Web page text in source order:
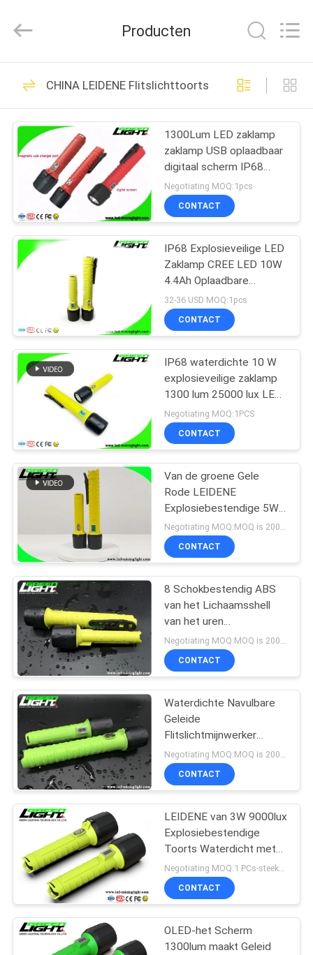
HUIS
PRODUCTEN
ONGEVEER
ONS
FABRIEKSREIS
KWALITEITSCONTROLE
CONTACTEER
ONS
VERZOEK
EEN
CITAAT
SITEMAP
PRIVACY
POLICY
2017
LIGHTING
CO.,LTD.
Reserved.
LEIDEN
Mijnbouwlicht
442
Draadloze
Mijnbouwlichten
373
Mijnbouwglb Lichten
306
Mijnbouwlichten
289
Navulbare LEIDENE
Koplamp
264
geleid tunnellicht
27
Producten
CHINA LEIDENE Flitslichttoorts
1300Lum LED zaklamp
zaklamp USB oplaadbaar
digitaal scherm IP68
anti-explosieve led
zaklamp voor buiten
Negotiating MOQ:1pcs
CONTACT
IP68 Explosieveilige LED
Zaklamp CREE LED 10W
4.4Ah Oplaadbare
Zaklamp Spotlight voor
Ondergrondse Mijnjacht
32-36 USD MOQ:1pcs
CONTACT
IP68 waterdichte 10 W
explosieveilige zaklamp
1300 lum 25000 lux LED-
zaklamp USB magnetisch
opladen
Negotiating MOQ:1PCS
CONTACT
Van de groene Gele
Rode LEIDENE
Explosiebestendige 5W
de Hoge Machts Super
Duurzaam Flitslichttoorts
Negotiating MOQ:MOQ is 200PCS. Steekproeven/beschikbare proeforde.
CONTACT
8 Schokbestendig ABS
van het Lichaamsshell
van het uren
Lichtgewicht Geleide
Flitslicht Gele
Negotiating MOQ:MOQ is 200PCS. Steekproeven/beschikbare proeforde.
CONTACT
Waterdichte Navulbare
Geleide
Flitslichtmijnwerker
Security Green Color
12000LUX
CONTACT
LEIDENE van 3W 9000lux
Explosiebestendige
Toorts Waterdicht met
OLED-Vertoning
CONTACT
OLED-het Scherm
1300lum maakt Geleid